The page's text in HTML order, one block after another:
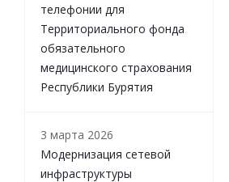
телефонии для
Территориального фонда
обязательного
медицинского страхования
Республики Бурятия
3 марта 2026
Модернизация сетевой
инфраструктуры